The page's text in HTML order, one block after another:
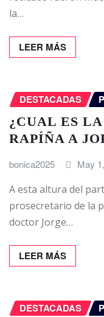
la…
LEER MÁS
DESTACADAS
¿CUAL ES
RAPÍÑA A
bonica2025 May
A esta altura del
prosecretario de la
doctor Jorge…
LEER MÁS
DESTACADAS